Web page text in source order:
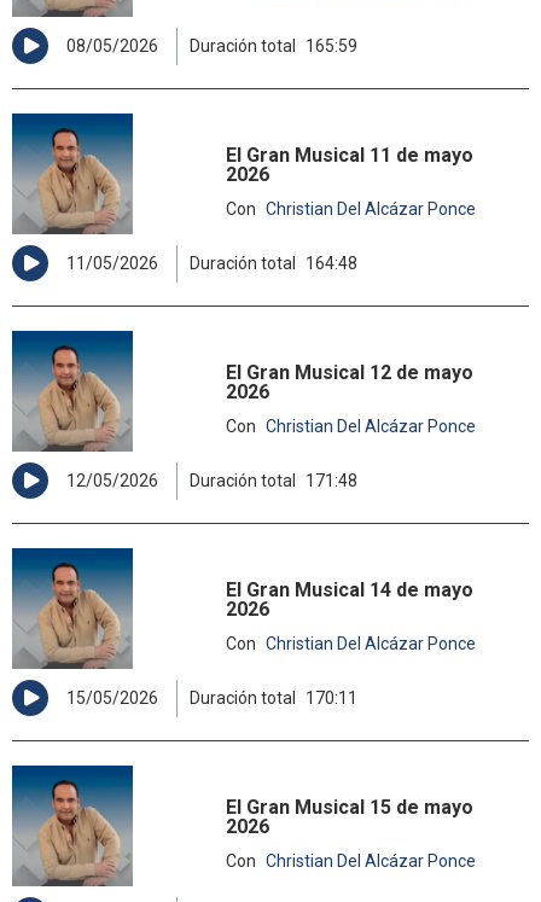
08/05/2026 Duración total 165:59
El Gran Musical 11 de mayo
2026
Con Christian Del Alcázar Ponce
11/05/2026 Duración total 164:48
El Gran Musical 12 de mayo
2026
Con Christian Del Alcázar Ponce
12/05/2026 Duración total 171:48
El Gran Musical 14 de mayo
2026
Con Christian Del Alcázar Ponce
15/05/2026 Duración total 170:11
El Gran Musical 15 de mayo
2026
Con Christian Del Alcázar Ponce